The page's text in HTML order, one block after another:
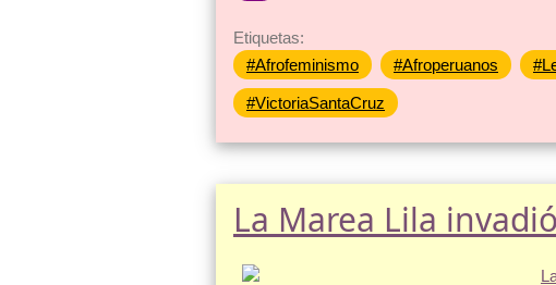
Etiquetas:
#Afrofeminismo
#Afroperuanos
#VictoriaSantaCruz
La Marea Lila